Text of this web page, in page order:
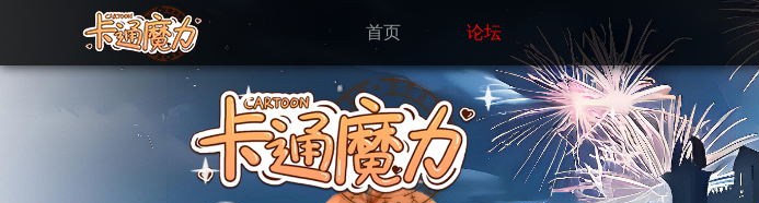
首页 论坛